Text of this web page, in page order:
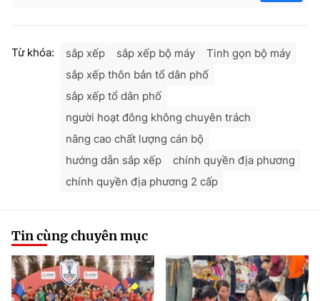
Từ khóa: sắp xếp sắp xếp bộ máy
Tinh gọn bộ máy
sắp xếp thôn bản tổ dân phố
sắp xếp tổ dân phố
người hoạt đông không chuyên trách
nâng cao chất lượng cán bộ
hướng dẫn sắp xếp
chính quyền địa phương
chính quyền địa phương 2 cấp
Tin cùng chuyên mục